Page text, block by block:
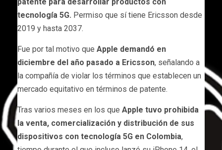
tecnología 5G. Permiso que sí tiene Ericsson desde
2019 y hasta 2037.
Fue por tal motivo que Apple demandó en
diciembre del año pasado a Ericsson, señalando a
la compañía de violar los términos que establecen un
mercado equitativo en términos de patente.
Tras varios meses en los que Apple tuvo prohibida
la venta, comercialización y distribución de sus
dispositivos con tecnología 5G en Colombia,